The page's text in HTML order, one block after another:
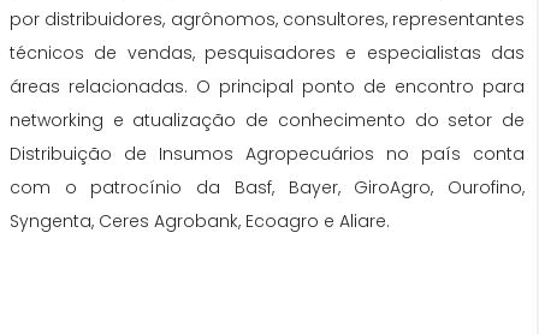
por distribuidores, agrônomos, consultores, representantes
técnicos de vendas, pesquisadores e especialistas das
áreas relacionadas. O principal ponto de encontro para
networking e atualização de conhecimento do setor de
Distribuição de Insumos Agropecuários no país conta
com o patrocínio da Basf, Bayer, GiroAgro, Ourofino,
Syngenta, Ceres Agrobank, Ecoagro e Aliare.